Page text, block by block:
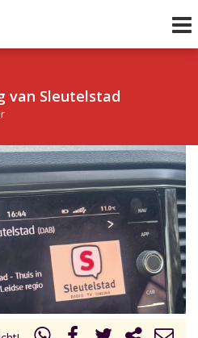
van Sleutelstad
1 van 0 Volgend uur